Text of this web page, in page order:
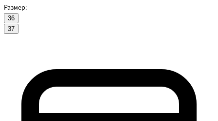
Размер:
36
37